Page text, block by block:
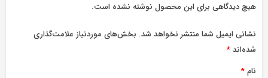
هیچ دیدگاهی برای این محصول نوشته نشده است.
نشانی ایمیل شما منتشر نخواهد شد. بخش‌های موردنیاز علامت‌گذاری
شده‌اند*
نام*